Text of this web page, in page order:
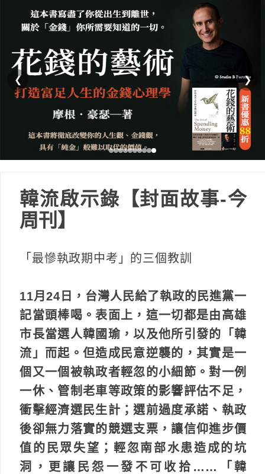
❮ ❯
韓流啟示錄【封面故事-今
周刊】
「最慘執政期中考」的三個教訓
11月24日，台灣人民給了執政的民進黨一
記當頭棒喝。表面上，這一切都是由高雄
市長當選人韓國瑜，以及他所引發的「韓
流」而起。但造成民意逆襲的，其實是一
個又一個被執政者輕忽的小細節。對一例
一休、管制老車等政策的影響評估不足，
衝擊經濟選民生計；選前過度承諾、執政
後卻無力落實的競選支票，讓信仰進步價
值的民眾失望；輕忽南部水患造成的坑
洞，更讓民怨一發不可收拾……「韓